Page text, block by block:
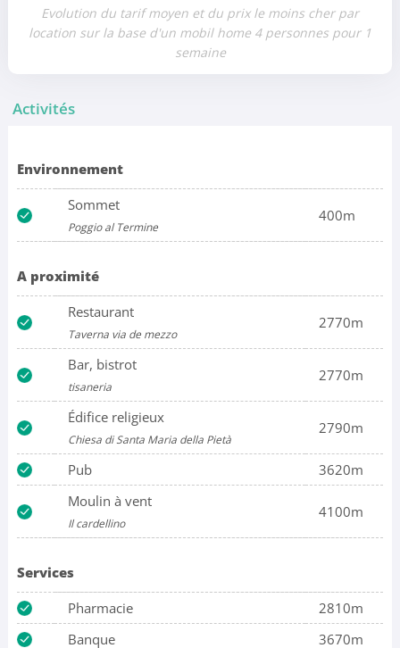
Evolution du tarif moyen et du prix le moins cher par
location sur la base d'un mobil home 4 personnes pour 1
semaine
Activités
Environnement
Sommet
Poggio al Termine
400m
A proximité
Restaurant
Taverna via de mezzo
2770m
Bar, bistrot
tisaneria
2770m
Édifice religieux
Chiesa di Santa Maria della Pietà
2790m
Pub
3620m
Moulin à vent
Il cardellino
4100m
Services
Pharmacie
2810m
Banque
3670m